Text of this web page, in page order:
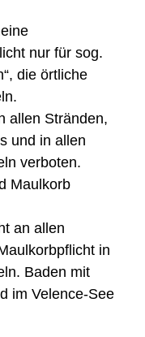
nur für sog.
die örtliche
allen Stränden,
und in allen
verboten.
Maulkorb
an allen
in
Baden mit
im Velence-See